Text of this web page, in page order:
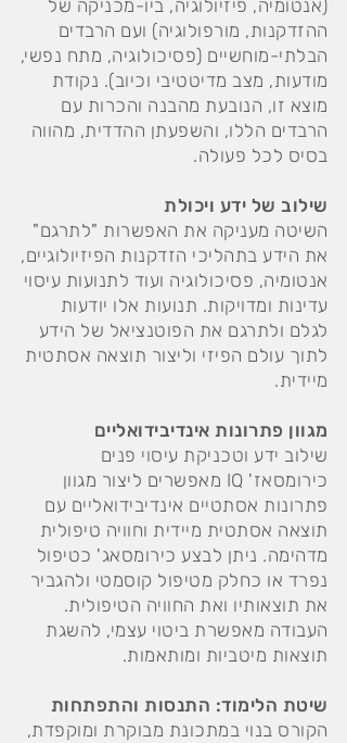
(אנטומיה, פיזיולוגיה, ביו-מכניקה של
ההזדקנות, מורפולוגיה) ועם הרבדים
הבלתי-מוחשיים (פסיכולוגיה, מתח נפשי,
מודעות, מצב מדיטטיבי וכיוב). נקודת
מוצא זו, הנובעת מהבנה והכרות עם
הרבדים הללו, והשפעתן ההדדית, מהווה
בסיס לכל פעולה.
שילוב של ידע ויכולת
השיטה מעניקה את האפשרות "לתרגם"
את הידע בתהליכי הזדקנות הפיזיולוגיים,
אנטומיה, פסיכולוגיה ועוד לתנועות עיסוי
עדינות ומדויקות. תנועות אלו יודעות
לגלם ולתרגם את הפוטנציאל של הידע
לתוך עולם הפיזי וליצור תוצאה אסתטית
מיידית.
מגוון פתרונות אינדיבידואליים
שילוב ידע וטכניקת עיסוי פנים
כירומסאז' IQ
מאפשרים ליצור מגוון
פתרונות אסתטיים אינדיבידואליים עם
תוצאה אסתטית מיידית וחוויה טיפולית
מדהימה. ניתן לבצע כירומסאג' כטיפול
נפרד או כחלק מטיפול קוסמטי ולהגביר
את תוצאותיו ואת החוויה הטיפולית.
העבודה מאפשרת ביטוי עצמי, להשגת
תוצאות מיטביות ומותאמות.
שיטת הלימוד: התנסות והתפתחות
הקורס בנוי במתכונת מבוקרת ומוקפדת,